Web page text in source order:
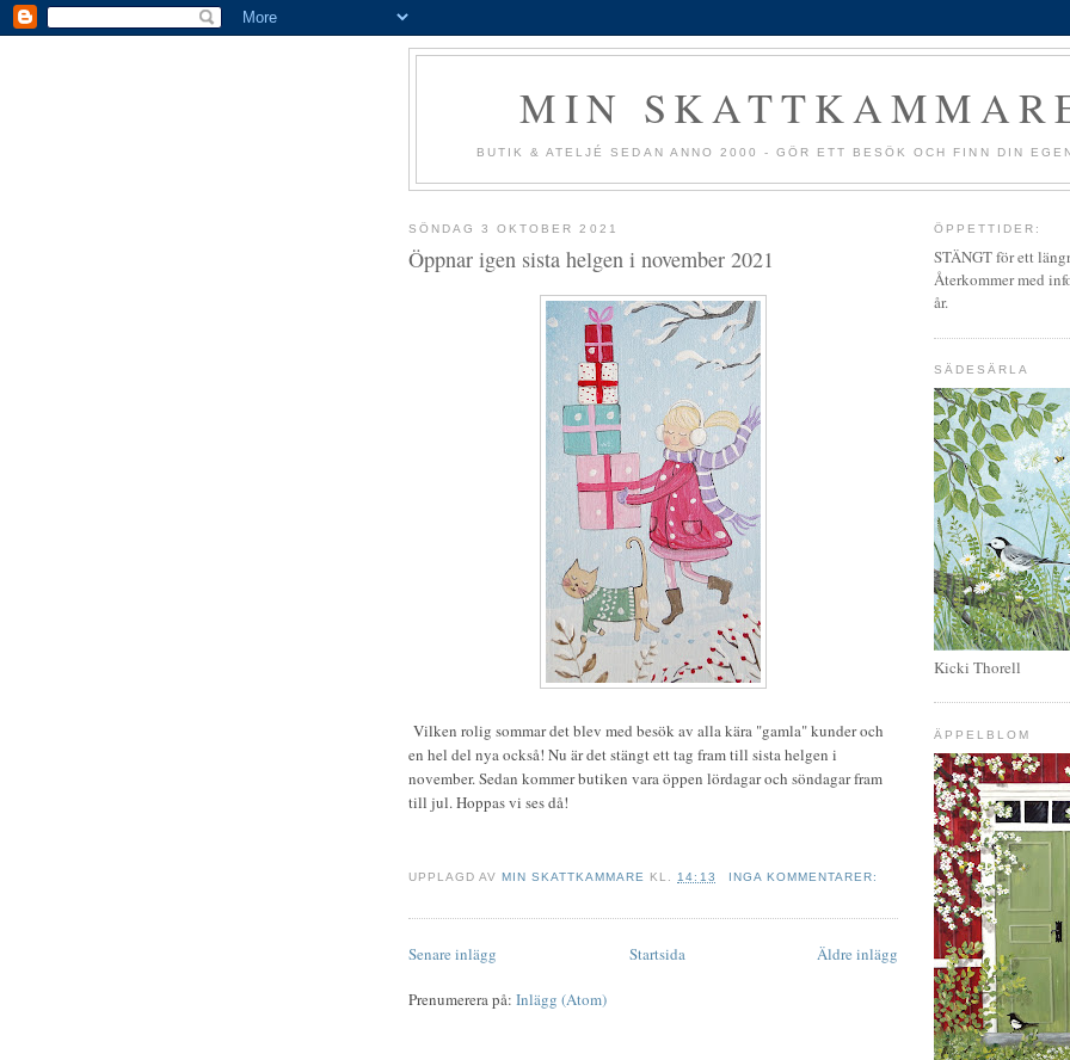
MIN
BUTIK & ATELJÉ SEDAN ANNO 2000 - GÖR ETT BESÖK OCH FINN DIN
SÖNDAG 3 OKTOBER 2021
Öppnar igen sista helgen i november 2021
Vilken rolig sommar det blev med besök av alla kära "gamla" kunder och
en hel del nya också! Nu är det stängt ett tag fram till sista helgen i
november. Sedan kommer butiken vara öppen lördagar och söndagar fram
till jul. Hoppas vi ses då!
UPPLAGD AVMIN SKATTKAMMARE KL.14:13 INGA KOMMENTARER:
Senare inlägg Äldre inlägg
Startsida
Prenumerera på: Inlägg (Atom)
ÖPPETTIDER:
STÄNGT för ett
Återkommer med
år.
SÄDESÄRLA
Kicki Thorell
ÄPPELBLOM